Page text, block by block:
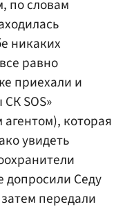
по словам
никаких
равно
приехали и
SOS»
которая
увидеть
допросили Седу
передали